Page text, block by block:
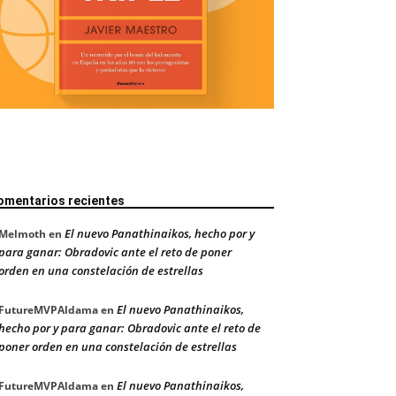
recientes
en El nuevo Panathinaikos, hecho por y
ganar: Obradovic ante el reto de poner
en una constelación de estrellas
en El nuevo Panathinaikos,
por y para ganar: Obradovic ante el reto de
orden en una constelación de estrellas
en El nuevo Panathinaikos,